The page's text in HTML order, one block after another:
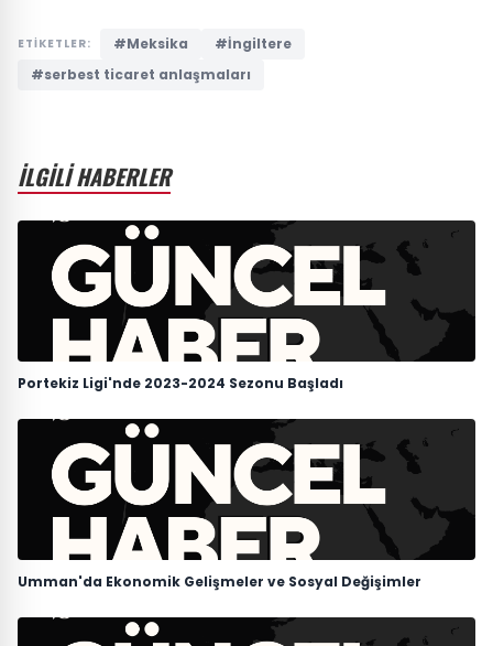
ETİKETLER: #Meksika
#İngiltere
#serbest ticaret anlaşmaları
İLGİLİ HABERLER
Portekiz Ligi'nde 2023-2024 Sezonu Başladı
Umman'da Ekonomik Gelişmeler ve Sosyal Değişimler